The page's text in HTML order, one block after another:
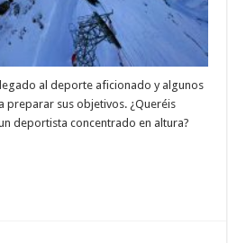
al deporte aficionado y algunos
preparar sus objetivos. ¿Queréis
deportista concentrado en altura?